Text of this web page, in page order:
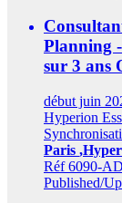
Planning
sur 3 ans
début juin
Hyperion
Paris
Réf 6090-
Published/